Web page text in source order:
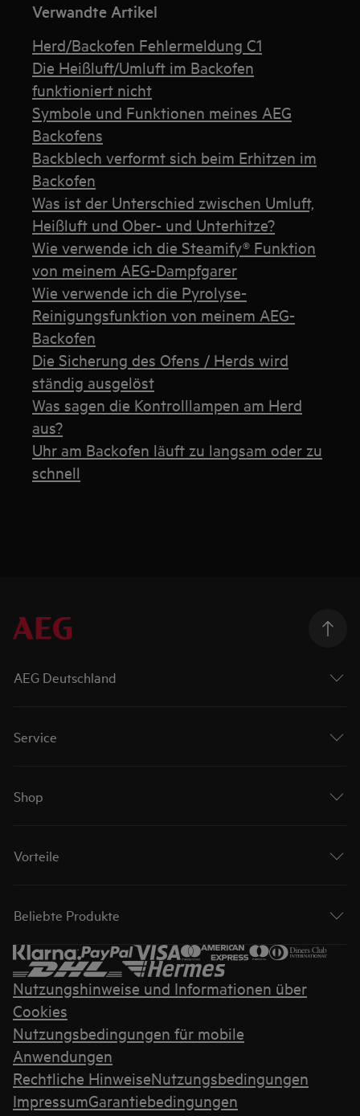
Verwandte Artikel
Herd/Backofen Fehlermeldung C1
Die Heißluft/Umluft im Backofen
funktioniert nicht
Symbole und Funktionen meines AEG
Backofens
Backblech verformt sich beim Erhitzen im
Backofen
Was ist der Unterschied zwischen Umluft,
Heißluft und Ober- und Unterhitze?
Wie verwende ich die Steamify® Funktion
von meinem AEG-Dampfgarer
Wie verwende ich die Pyrolyse-
Reinigungsfunktion von meinem AEG-
Backofen
Die Sicherung des Ofens / Herds wird
ständig ausgelöst
Was sagen die Kontrolllampen am Herd
aus?
Uhr am Backofen läuft zu langsam oder zu
schnell
AEG Deutschland
Service
Shop
Vorteile
Beliebte Produkte
Nutzungshinweise und Informationen über
Cookies
Nutzungsbedingungen für mobile
Anwendungen
Rechtliche HinweiseNutzungsbedingungen
ImpressumGarantiebedingungen